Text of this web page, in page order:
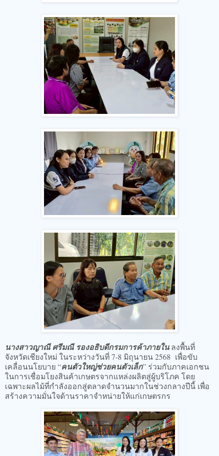
นางสาวญาณี ศรีมณี รองอธิบดีกรมการค้าภายในลงพื้นที่
จังหวัดเชียงใหม่ ในระหว่างวันที่ 7-8 มิถุนายน 2568 เพื่อขับ
เคลื่อนนโยบาย “คนตัวใหญ่ช่วยคนตัวเล็ก” ร่วมกับภาคเอกชน
ในการเชื่อมโยงสินค้าเกษตรจากแหล่งผลิตสู่ผู้บริโภค โดย
เฉพาะผลไม้ที่กำลังออกสู่ตลาดจำนวนมากในช่วงกลางปีนี้ เพื่อ
สร้างความมั่นใจด้านราคาจำหน่ายให้แก่เกษตรกร